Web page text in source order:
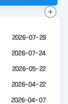
2026-07-29
2026-07-24
2026-05-22
2026-04-22
2026-04-07
공